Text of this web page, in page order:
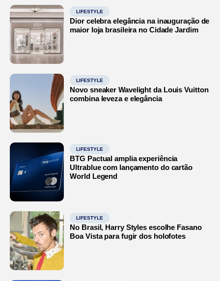
LIFESTYLE
Dior celebra elegância na inauguração de
maior loja brasileira no Cidade Jardim
LIFESTYLE
Novo sneaker Wavelight da Louis Vuitton
combina leveza e elegância
LIFESTYLE
BTG Pactual amplia experiência
Ultrablue com lançamento do cartão
World Legend
LIFESTYLE
No Brasil, Harry Styles escolhe Fasano
Boa Vista para fugir dos holofotes